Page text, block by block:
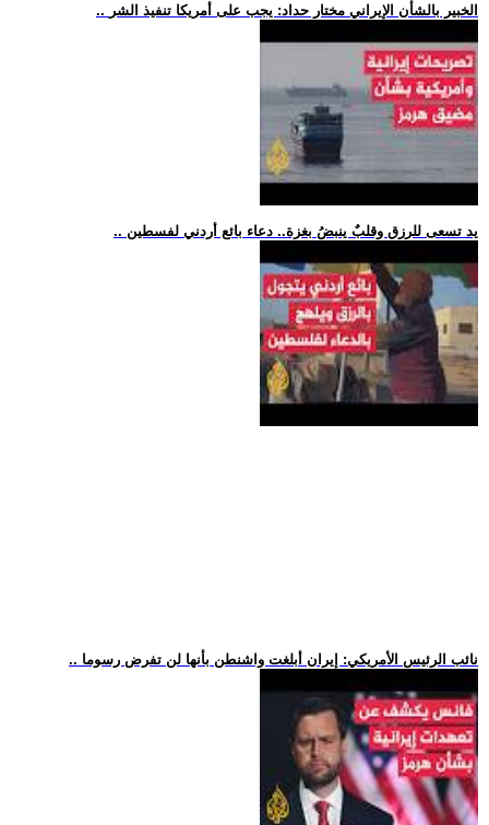
.. الخبير بالشأن الإيراني مختار حداد: يجب على أمريكا تنفيذ الشر
.. يد تسعى للرزق وقلبٌ ينبضُ بغزة.. دعاء بائع أردني لفسطين
.. نائب الرئيس الأمريكي: إيران أبلغت واشنطن بأنها لن تفرض رسوما